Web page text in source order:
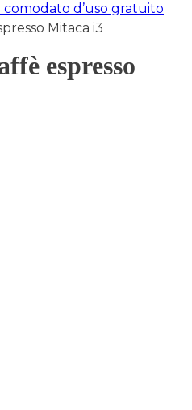
comodato d’uso gratuito
Mitaca i3
espresso